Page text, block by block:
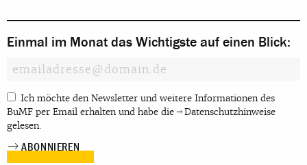
Einmal im Monat das Wichtigste auf einen Blick:
Ich möchte den Newsletter und weitere Informationen des
BuMF per Email erhalten und habe die
Datenschutzhinweise
gelesen.